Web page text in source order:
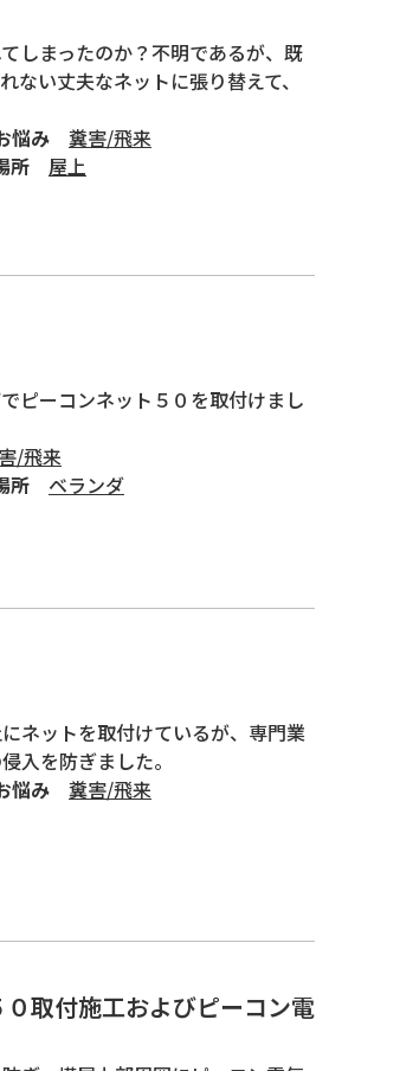
しまったのか？不明であるが、既
い丈夫なネットに張り替えて、
悩み 糞害/飛来
所
屋上
ピーコンネット５０を取付けまし
/飛来
所
ベランダ
ネットを取付けているが、専門業
入を防ぎました。
悩み 糞害/飛来
取付施工およびピーコン電